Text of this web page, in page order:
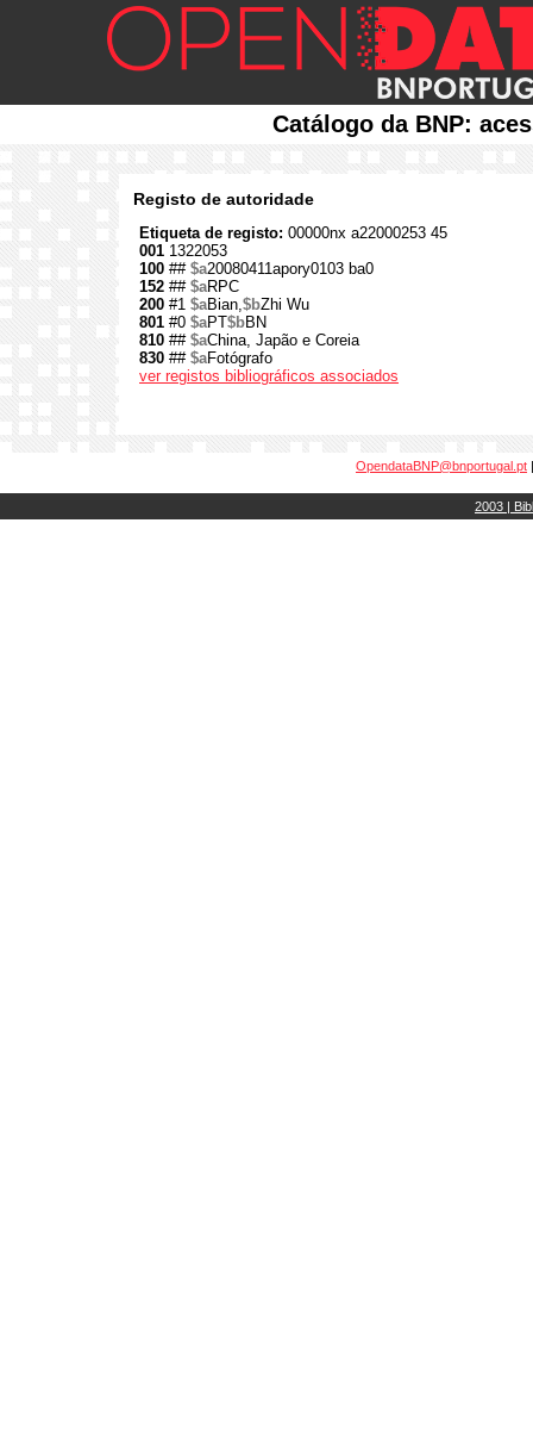
Catálogo da BNP:
Registo de autoridade
Etiqueta de registo: 00000nx a22000253 45
001 1322053
100 ## $a20080411apory0103 ba0
152 ## $aRPC
200 #1 $aBian,$bZhi Wu
801 #0 $aPT$bBN
810 ## $aChina, Japão e Coreia
830 ## $aFotógrafo
ver registos bibliográficos associados
OpendataBNP@bnportugal.pt
2003 |